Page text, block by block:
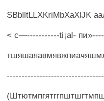
SBblltLLXKriMbXaXlJK
< с—-----------ti¡al-